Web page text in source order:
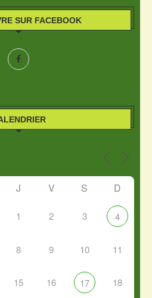
SUR FACEBOOK
J V S D
1 2 3 4
8 9 10 11
15 16 17 18